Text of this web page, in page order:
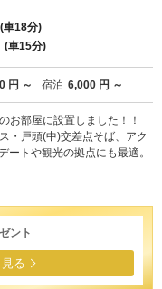
車18分)
(車15分)
円 ～ 宿泊 6,000 円 ～
お部屋に設置しました！！
・戸頭(中)交差点そば、アク
トや観光の拠点にも最適。
ント
る